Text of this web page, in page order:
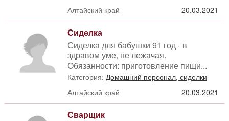
Алтайский край
20.03.2021
Сиделка
Сиделка для бабушки 91 год - в
здравом уме, не лежачая.
Обязанности: приготовление пищи...
Категория: Домашний персонал, сиделки
Алтайский край
20.03.2021
Сварщик